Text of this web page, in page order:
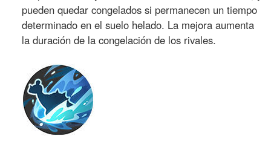
pueden quedar congelados si permanecen un tiempo
determinado en el suelo helado. La mejora aumenta
la duración de la congelación de los rivales.